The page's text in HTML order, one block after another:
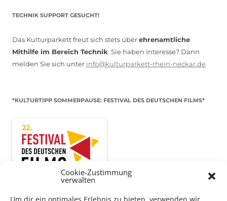
Cookie-Zustimmung
verwalten
TECHNIK SUPPORT GESUCHT!
Das Kulturparkett freut sich stets überehrenamtliche
Mithilfe im Bereich Technik. Sie haben Interesse? Dann
melden Sie sich unter info@kulturparkett-rhein-neckar.de
*KULTURTIPP SOMMERPAUSE: FESTIVAL DES DEUTSCHEN FILMS*